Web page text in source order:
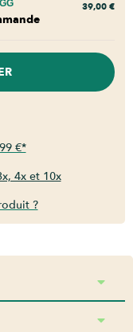
39,00 €
€*
4x et 10x
?